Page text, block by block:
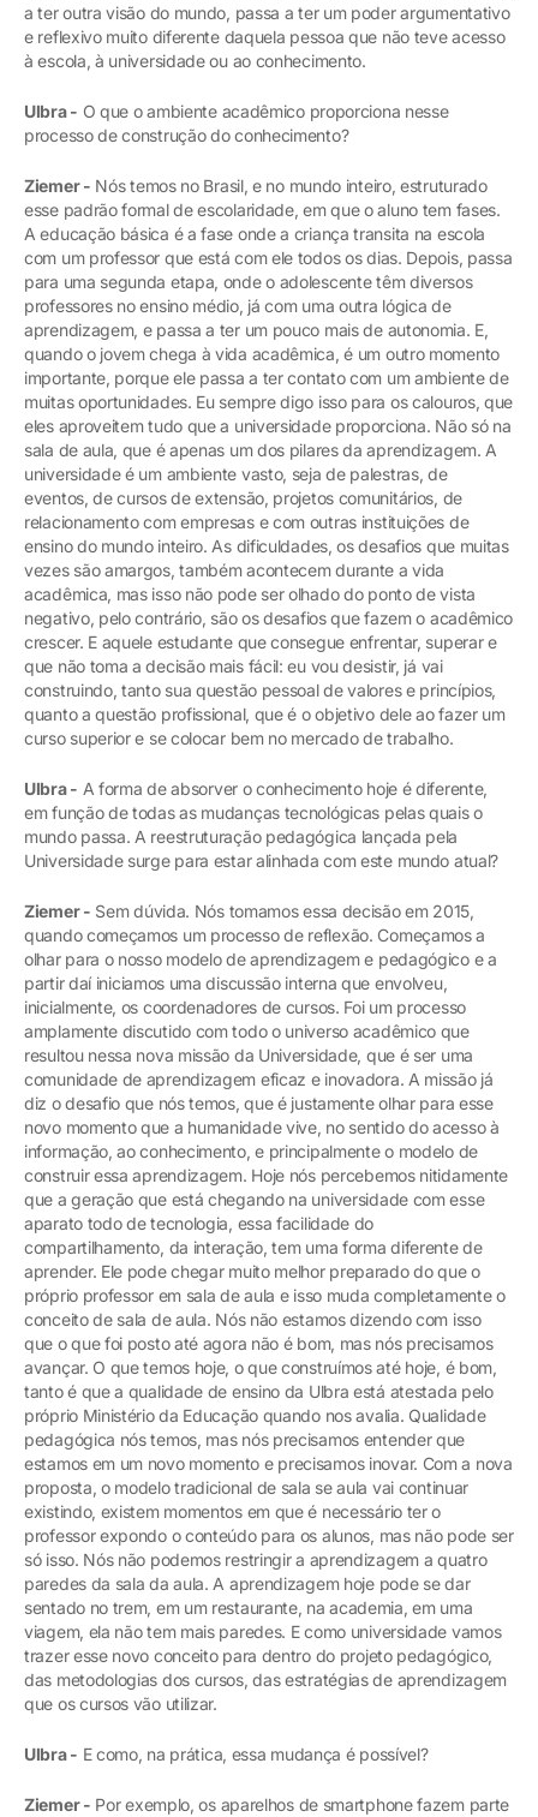
a ter outra visão do mundo, passa a ter um poder argumentativo
e reflexivo muito diferente daquela pessoa que não teve acesso
à escola, à universidade ou ao conhecimento.
Ulbra - O que o ambiente acadêmico proporciona nesse
processo de construção do conhecimento?
Ziemer - Nós temos no Brasil, e no mundo inteiro, estruturado
esse padrão formal de escolaridade, em que o aluno tem fases.
A educação básica é a fase onde a criança transita na escola
com um professor que está com ele todos os dias. Depois, passa
para uma segunda etapa, onde o adolescente têm diversos
professores no ensino médio, já com uma outra lógica de
aprendizagem, e passa a ter um pouco mais de autonomia. E,
quando o jovem chega à vida acadêmica, é um outro momento
importante, porque ele passa a ter contato com um ambiente de
muitas oportunidades. Eu sempre digo isso para os calouros, que
eles aproveitem tudo que a universidade proporciona. Não só na
sala de aula, que é apenas um dos pilares da aprendizagem. A
universidade é um ambiente vasto, seja de palestras, de
eventos, de cursos de extensão, projetos comunitários, de
relacionamento com empresas e com outras instituições de
ensino do mundo inteiro. As dificuldades, os desafios que muitas
vezes são amargos, também acontecem durante a vida
acadêmica, mas isso não pode ser olhado do ponto de vista
negativo, pelo contrário, são os desafios que fazem o acadêmico
crescer. E aquele estudante que consegue enfrentar, superar e
que não toma a decisão mais fácil: eu vou desistir, já vai
construindo, tanto sua questão pessoal de valores e princípios,
quanto a questão profissional, que é o objetivo dele ao fazer um
curso superior e se colocar bem no mercado de trabalho.
Ulbra - A forma de absorver o conhecimento hoje é diferente,
em função de todas as mudanças tecnológicas pelas quais o
mundo passa. A reestruturação pedagógica lançada pela
Universidade surge para estar alinhada com este mundo atual?
Ziemer - Sem dúvida. Nós tomamos essa decisão em 2015,
quando começamos um processo de reflexão. Começamos a
olhar para o nosso modelo de aprendizagem e pedagógico e a
partir daí iniciamos uma discussão interna que envolveu,
inicialmente, os coordenadores de cursos. Foi um processo
amplamente discutido com todo o universo acadêmico que
resultou nessa nova missão da Universidade, que é ser uma
comunidade de aprendizagem eficaz e inovadora. A missão já
diz o desafio que nós temos, que é justamente olhar para esse
novo momento que a humanidade vive, no sentido do acesso à
informação, ao conhecimento, e principalmente o modelo de
construir essa aprendizagem. Hoje nós percebemos nitidamente
que a geração que está chegando na universidade com esse
aparato todo de tecnologia, essa facilidade do
compartilhamento, da interação, tem uma forma diferente de
aprender. Ele pode chegar muito melhor preparado do que o
próprio professor em sala de aula e isso muda completamente o
conceito de sala de aula. Nós não estamos dizendo com isso
que o que foi posto até agora não é bom, mas nós precisamos
avançar. O que temos hoje, o que construímos até hoje, é bom,
tanto é que a qualidade de ensino da Ulbra está atestada pelo
próprio Ministério da Educação quando nos avalia. Qualidade
pedagógica nós temos, mas nós precisamos entender que
estamos em um novo momento e precisamos inovar. Com a nova
proposta, o modelo tradicional de sala se aula vai continuar
existindo, existem momentos em que é necessário ter o
professor expondo o conteúdo para os alunos, mas não pode ser
só isso. Nós não podemos restringir a aprendizagem a quatro
paredes da sala da aula. A aprendizagem hoje pode se dar
sentado no trem, em um restaurante, na academia, em uma
viagem, ela não tem mais paredes. E como universidade vamos
trazer esse novo conceito para dentro do projeto pedagógico,
das metodologias dos cursos, das estratégias de aprendizagem
que os cursos vão utilizar.
Ulbra - E como, na prática, essa mudança é possível?
Ziemer - Por exemplo, os aparelhos de smartphone fazem parte